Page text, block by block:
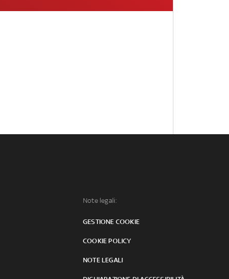
Note legali:
GESTIONE COOKIE
COOKIE POLICY
NOTE LEGALI